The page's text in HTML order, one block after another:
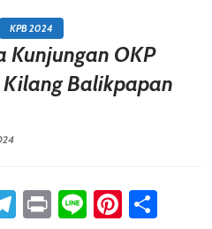
KPB 2024
Kunjungan OKP
Kilang Balikpapan
Telegram
PrintLine